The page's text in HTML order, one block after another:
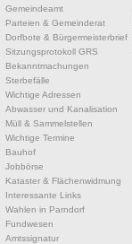
Gemeindeamt
Parteien & Gemeinderat
Dorfbote & Bürgermeisterbrief
Sitzungsprotokoll GRS
Bekanntmachungen
Sterbefälle
Wichtige Adressen
Abwasser und Kanalisation
Müll & Sammelstellen
Wichtige Termine
Bauhof
Jobbörse
Kataster & Flächenwidmung
Interessante Links
Wahlen in Parndorf
Fundwesen
Amtssignatur